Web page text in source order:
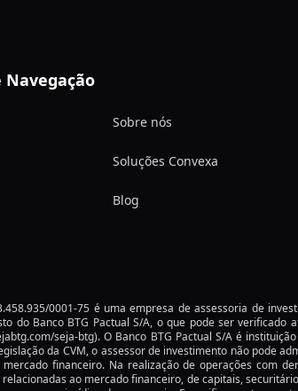
Navegação
Sobre nós
Soluções Convexa
Blog
0001-75 é uma empresa de assessoria de
do Banco BTG Pactual S/A, o que pode ser verificado
seja-btg). O Banco BTG Pactual S/A é
da CVM, o assessor de investimento não pode
financeiro. Na realização de operações com
ao mercado financeiro, de capitais,